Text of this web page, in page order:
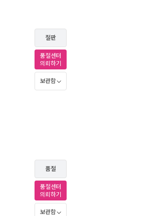
절판
품절센터
의뢰하기
보관함
품절
품절센터
의뢰하기
보관함